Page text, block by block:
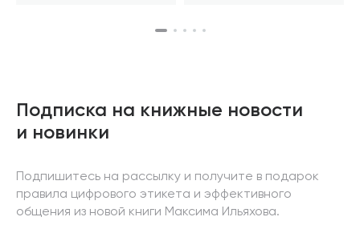
Подписка на книжные новости
и новинки
Подпишитесь на рассылку и получите в подарок
правила цифрового этикета и эффективного
общения из новой книги Максима Ильяхова.